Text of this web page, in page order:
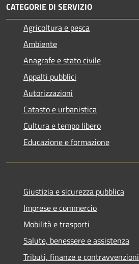
CATEGORIE DI SERVIZIO
Agricoltura e pesca
Ambiente
Anagrafe e stato civile
Appalti pubblici
Autorizzazioni
Catasto e urbanistica
Cultura e tempo libero
Educazione e formazione
Giustizia e sicurezza pubblica
Imprese e commercio
Mobilità e trasporti
Salute, benessere e assistenza
Tributi, finanze e contravvenzioni